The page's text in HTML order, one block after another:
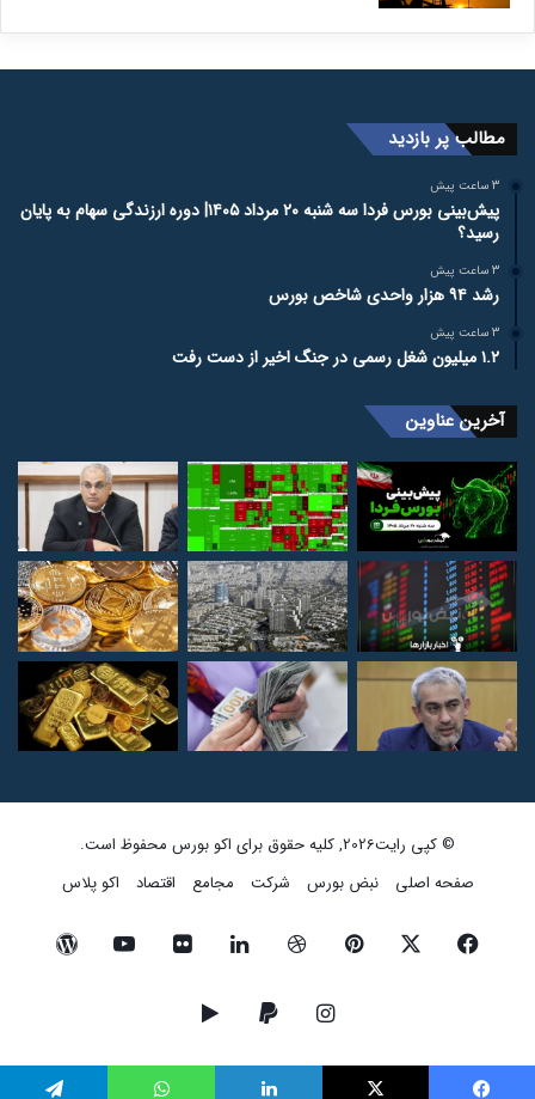
مطالب پر بازدید
3 ساعت پیش
پیش‌بینی بورس فردا سه شنبه ۲۰ مرداد ۱۴۰۵| دوره ارزندگی سهام به پایان
رسید؟
3 ساعت پیش
رشد ۹۴ هزار واحدی شاخص بورس
3 ساعت پیش
۱.۲ میلیون شغل رسمی در جنگ اخیر از دست رفت
آخرین عناوین
© کپی رایت2026, کلیه حقوق برای اکو بورس محفوظ است.
صفحه اصلی
نبض بورس شرکت مجامع اقتصاد اکو پلاس
فیسبوک ایکس پینتریستدریبببل لینکداین تصاویر
یوتیوب
اینستاگرامپی‌پال
پلی